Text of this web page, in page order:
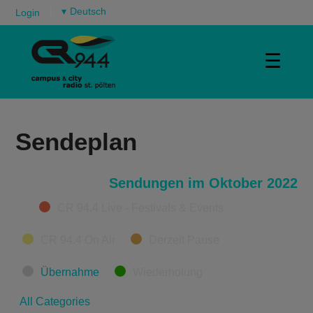
Login ▾
☰
Sendeplan
Sendungen im Oktober 2022
Categories
Übernahme
All Categories